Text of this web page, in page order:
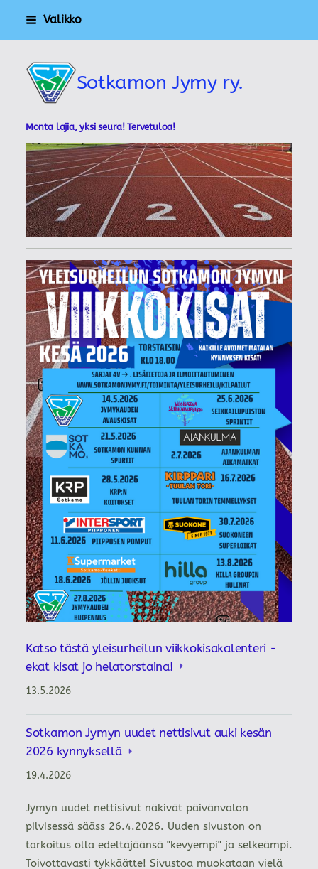
Siirry
Valikko
Sotkamon Jymy ry.
Monta lajia, yksi seura! Tervetuloa!
Katso tästä yleisurheilun viikkokisakalenteri -
ekat kisat jo helatorstaina!
13.5.2026
Sotkamon Jymyn uudet nettisivut auki kesän
2026 kynnyksellä
19.4.2026
Jymyn uudet nettisivut näkivät päivänvalon
pilvisessä sääss 26.4.2026. Uuden sivuston on
tarkoitus olla edeltäjäänsä "kevyempi" ja selkeämpi.
Toivottavasti tykkäätte! Sivustoa muokataan vielä